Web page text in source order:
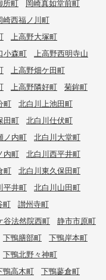
所町
岡崎真如堂前町
崎西福ノ川町
上高野大塚町
小森町
上高野西明寺山
上高野畑ケ田町
上高野隣好町
菊鉾町
町
北白川上池田町
田町
北白川仕伏町
ノ内町
北白川大堂町
内町
北白川西平井町
町
北白川東久保田町
平井町
北白川山田町
町
讃州寺町
谷法然院西町
静市市原町
下鴨膳部町
下鴨岸本町
下鴨北野々神町
鴨高木町
下鴨蓼倉町